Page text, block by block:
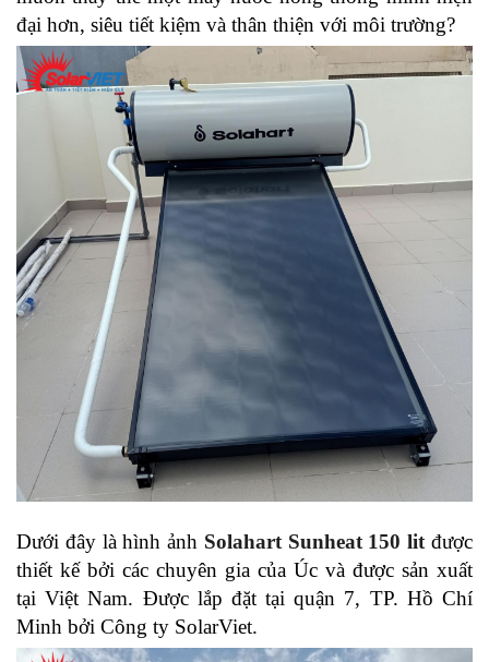
đại hơn, siêu tiết kiệm và thân thiện với môi trường?
Dưới đây là hình ảnh Solahart Sunheat 150 lit được
thiết kế bởi các chuyên gia của Úc và được sản xuất
tại Việt Nam. Được lắp đặt tại quận 7, TP. Hồ Chí
Minh bởi Công ty SolarViet.